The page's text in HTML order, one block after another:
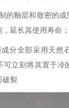
的釉层和致密的成
延长其使用寿命；
分全部采用天然
可立刻将其置于冷
破裂